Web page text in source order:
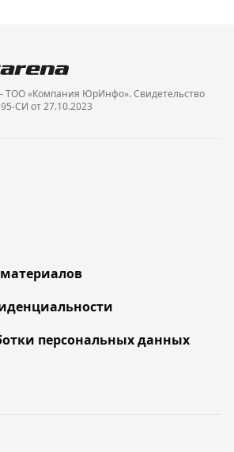
ТОО «Компания ЮрИнфо». Cвидетельство
СИ от 27.10.2023
персональных данных